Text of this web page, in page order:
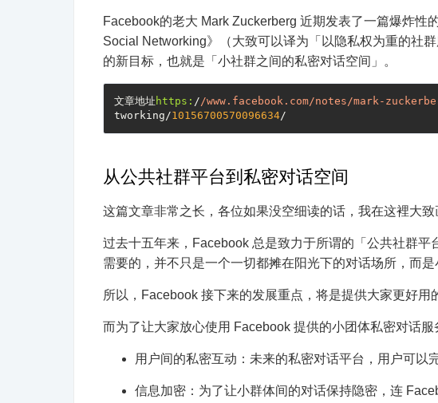
Facebook的老大 Mark Zuckerberg 近期发表了一篇爆炸性
Social Networking》（大致可以译为「以隐私权为重的社
的新目标，也就是「小社群之间的私密对话空间」。
文章地址 https: //www.facebook.com/notes/mark-
tworking/10156700570096634
从公共社群平台到私密对话空间
这篇文章非常之长，各位如果没空细读的话，我在这裡大致
过去十五年来，Facebook 总是致力于所谓的「公共社群
需要的，并不只是一个一切都摊在阳光下的对话场所，而是
所以，Facebook 接下来的发展重点，将是提供大家更好用
而为了让大家放心使用 Facebook 提供的小团体私密对话
用户间的私密互动：未来的私密对话平台，用户可以
信息加密：为了让小群体间的对话保持隐密，连